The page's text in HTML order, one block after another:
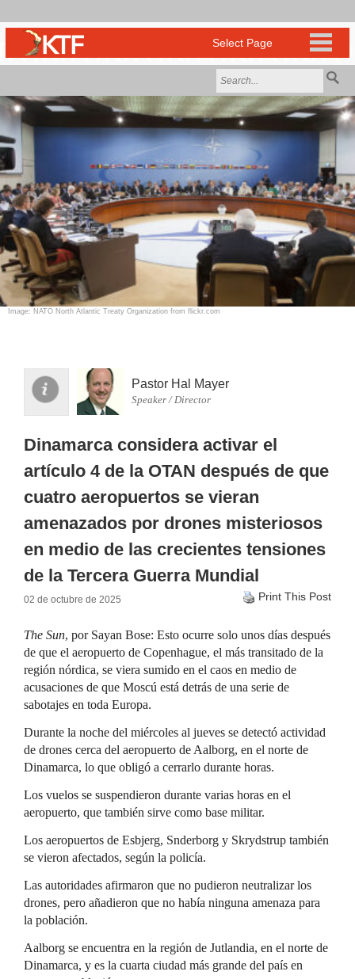
Image: NATO North Atlantic Treaty Organization from flickr.com
Pastor Hal Mayer
Speaker / Director
Dinamarca considera activar el
artículo 4 de la OTAN después de que
cuatro aeropuertos se vieran
amenazados por drones misteriosos
en medio de las crecientes tensiones
de la Tercera Guerra Mundial
02 de octubre de 2025 Print This Post
The Sun, por Sayan Bose: Esto ocurre solo unos días después
de que el aeropuerto de Copenhague, el más transitado de la
región nórdica, se viera sumido en el caos en medio de
acusaciones de que Moscú está detrás de una serie de
sabotajes en toda Europa.
Durante la noche del miércoles al jueves se detectó actividad
de drones cerca del aeropuerto de Aalborg, en el norte de
Dinamarca, lo que obligó a cerrarlo durante horas.
Los vuelos se suspendieron durante varias horas en el
aeropuerto, que también sirve como base militar.
Los aeropuertos de Esbjerg, Snderborg y Skrydstrup también
se vieron afectados, según la policía.
Las autoridades afirmaron que no pudieron neutralizar los
drones, pero añadieron que no había ninguna amenaza para
la población.
Aalborg se encuentra en la región de Jutlandia, en el norte de
Dinamarca, y es la cuarta ciudad más grande del país en